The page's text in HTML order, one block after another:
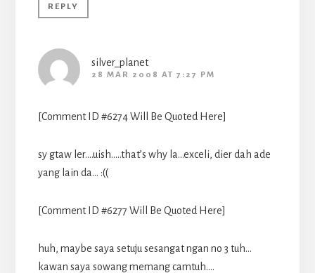
REPLY
silver_planet
28 MAR 2008 AT 7:27 PM
[Comment ID #6274 Will Be Quoted Here]
sy gtaw ler….uish…..that’s why la…exceli, dier dah ade
yang lain da… :((
[Comment ID #6277 Will Be Quoted Here]
huh, maybe saya setuju sesangat ngan no 3 tuh…
kawan saya sowang memang camtuh….